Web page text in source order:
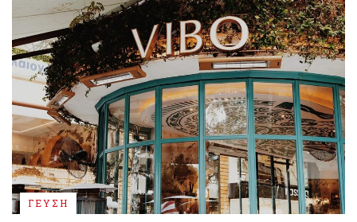
ΓΕΥΣΗ